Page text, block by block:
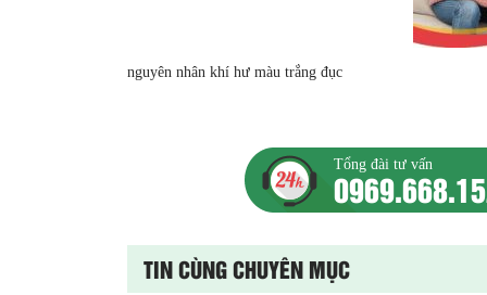
nguyên nhân khí hư màu trắng đục
Tổng đài tư vấn
TIN CÙNG CHUYÊN MỤC